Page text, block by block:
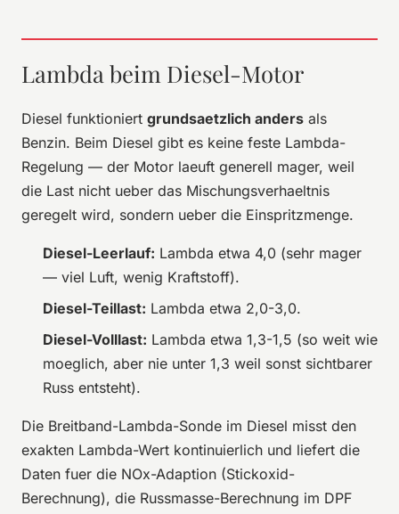
Lambda beim Diesel-Motor
Diesel funktioniert grundsaetzlich anders als
Benzin. Beim Diesel gibt es keine feste Lambda-
Regelung — der Motor laeuft generell mager, weil
die Last nicht ueber das Mischungsverhaeltnis
geregelt wird, sondern ueber die Einspritzmenge.
Diesel-Leerlauf: Lambda etwa 4,0 (sehr mager
— viel Luft, wenig Kraftstoff).
Diesel-Teillast: Lambda etwa 2,0-3,0.
Diesel-Volllast: Lambda etwa 1,3-1,5 (so weit wie
moeglich, aber nie unter 1,3 weil sonst sichtbarer
Russ entsteht).
Die Breitband-Lambda-Sonde im Diesel misst den
exakten Lambda-Wert kontinuierlich und liefert die
Daten fuer die NOx-Adaption (Stickoxid-
Berechnung), die Russmasse-Berechnung im DPF